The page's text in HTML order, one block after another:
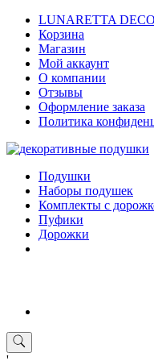
Skip
content
LUNARETTA
Корзина
Магазин
Мой аккаунт
О компании
Отзывы
Оформление заказа
Политика
Подушки
Наборы подушек
Комплекты с
Пуфики
Дорожки